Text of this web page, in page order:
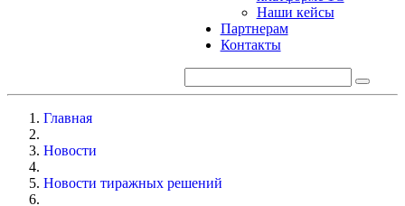
Наши кейсы
Партнерам
Контакты
Главная
Новости
Новости тиражных решений